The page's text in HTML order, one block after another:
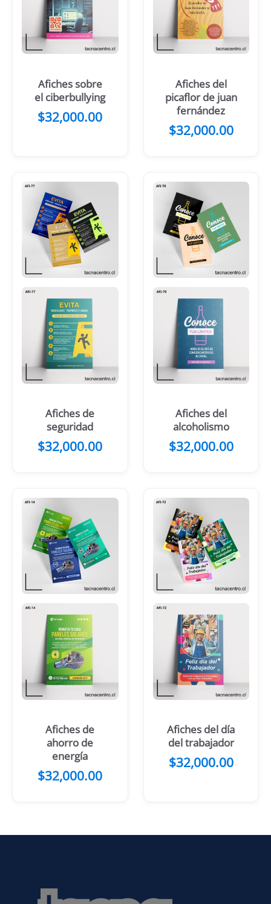
Afiches sobre
el ciberbullying
$32,000.00
Afiches del
picaflor de juan
fernández
$32,000.00
Afiches de
seguridad
$32,000.00
Afiches del
alcoholismo
$32,000.00
Afiches de
ahorro de
energía
$32,000.00
Afiches del día
del trabajador
$32,000.00